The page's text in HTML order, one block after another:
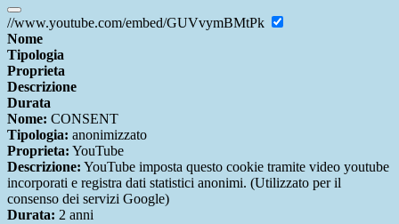
//www.youtube.com/embed/GUVvymBMtPk
Nome
Tipologia
Proprieta
Descrizione
Durata
Nome: CONSENT
Tipologia: anonimizzato
Proprieta: YouTube
Descrizione: YouTube imposta questo cookie tramite video youtube
incorporati e registra dati statistici anonimi. (Utilizzato per il
consenso dei servizi Google)
Durata: 2 anni